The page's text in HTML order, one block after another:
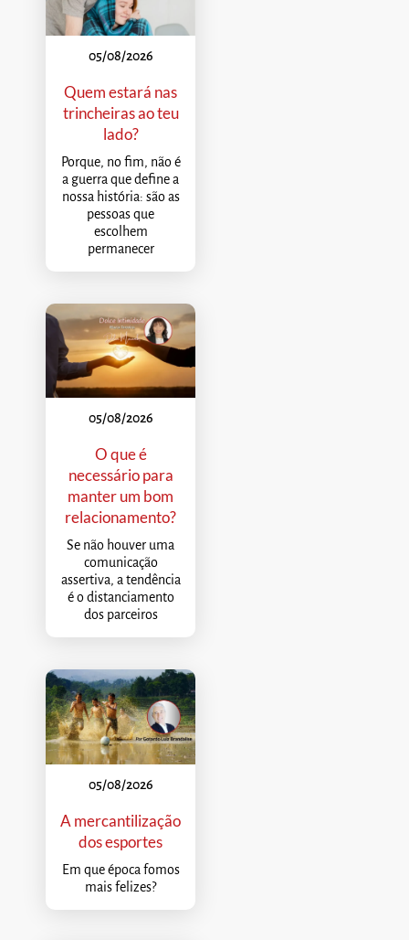
05/08/2026
Quem estará nas
trincheiras ao teu
lado?
Porque, no fim, não é
a guerra que define a
nossa história: são as
pessoas que
escolhem
permanecer
05/08/2026
O que é
necessário para
manter um bom
relacionamento?
Se não houver uma
comunicação
assertiva, a tendência
é o distanciamento
dos parceiros
05/08/2026
A mercantilização
dos esportes
Em que época fomos
mais felizes?